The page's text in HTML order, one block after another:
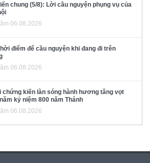
chung (5/8): Lời cầu nguyện phụng vụ của
06.08.2026
điểm để cầu nguyện khi đang đi trên
06.08.2026
chứng kiến làn sóng hành hương tăng vọt
kỷ niệm 800 năm Thánh
06.08.2026